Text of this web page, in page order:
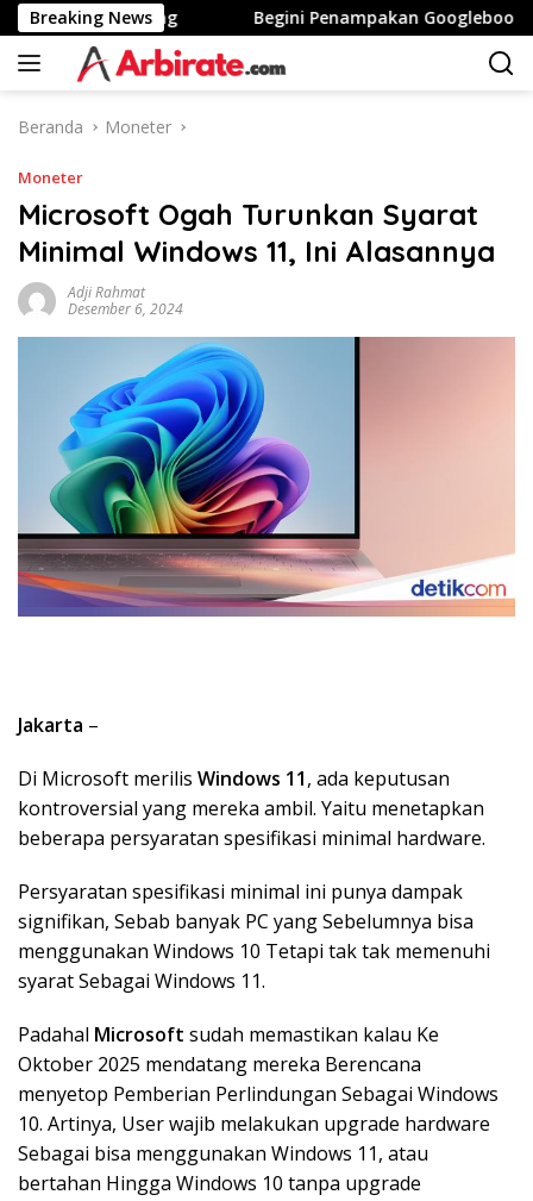
Langsung
ke
konten
Breaking News
Stunting Begini Penampakan Googlebook
Beranda Moneter
Moneter
Microsoft Ogah Turunkan Syarat
Minimal Windows 11, Ini Alasannya
Adji Rahmat
Desember 6, 2024
Jakarta –
Di Microsoft merilis Windows 11, ada keputusan
kontroversial yang mereka ambil. Yaitu menetapkan
beberapa persyaratan spesifikasi minimal hardware.
Persyaratan spesifikasi minimal ini punya dampak
signifikan, Sebab banyak PC yang Sebelumnya bisa
menggunakan Windows 10 Tetapi tak tak memenuhi
syarat Sebagai Windows 11.
Padahal Microsoft sudah memastikan kalau Ke
Oktober 2025 mendatang mereka Berencana
menyetop Pemberian Perlindungan Sebagai Windows
10. Artinya, User wajib melakukan upgrade hardware
Sebagai bisa menggunakan Windows 11, atau
bertahan Hingga Windows 10 tanpa upgrade